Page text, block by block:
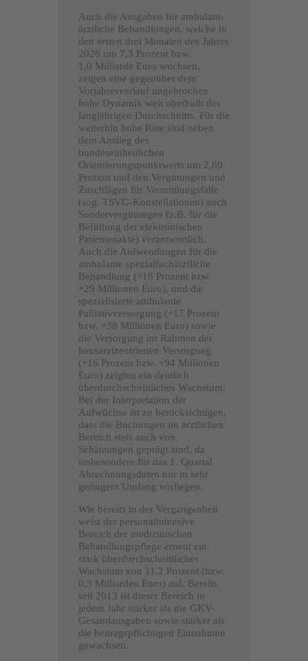
Auch die Ausgaben für ambulant-
ärztliche Behandlungen, welche in
den ersten drei Monaten des Jahres
2026 um 7,3 Prozent bzw.
1,0 Milliarde Euro wuchsen,
zeigen eine gegenüber dem
Vorjahresverlauf ungebrochen
hohe Dynamik weit oberhalb des
langjährigen Durchschnitts. Für die
weiterhin hohe Rate sind neben
dem Anstieg des
bundeseinheitlichen
Orientierungspunktwerts um 2,80
Prozent und den Vergütungen und
Zuschlägen für Vermittlungsfälle
(sog. TSVG-Konstellationen) auch
Sondervergütungen (z.B. für die
Befüllung der elektronischen
Patientenakte) verantwortlich.
Auch die Aufwendungen für die
ambulante spezialfachärztliche
Behandlung (+18 Prozent bzw.
+29 Millionen Euro), und die
spezialisierte ambulante
Palliativversorgung (+17 Prozent
bzw. +38 Millionen Euro) sowie
die Versorgung im Rahmen der
hausarztzentrierten Versorgung
(+16 Prozent bzw. +94 Millionen
Euro) zeigten ein deutlich
überdurchschnittliches Wachstum.
Bei der Interpretation der
Aufwüchse ist zu berücksichtigen,
dass die Buchungen im ärztlichen
Bereich stets auch von
Schätzungen geprägt sind, da
insbesondere für das 1. Quartal
Abrechnungsdaten nur in sehr
geringem Umfang vorliegen.
Wie bereits in der Vergangenheit
weist der personalintensive
Bereich der medizinischen
Behandlungspflege erneut ein
stark überdurchschnittliches
Wachstum von 11,2 Prozent (bzw.
0,3 Milliarden Euro) auf. Bereits
seit 2013 ist dieser Bereich in
jedem Jahr stärker als die GKV-
Gesamtausgaben sowie stärker als
die beitragspflichtigen Einnahmen
gewachsen.